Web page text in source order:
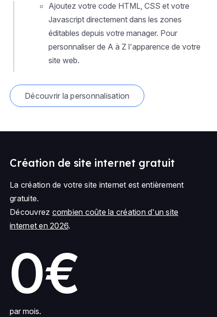
Ajoutez votre code HTML, CSS et votre
Javascript directement dans les zones
éditables depuis votre manager. Pour
personnaliser de A à Z l'apparence de votre
site web.
Découvrir la personnalisation
Création de site internet gratuit
La création de votre site internet est entièrement
gratuite.
Découvrez combien coûte la création d'un site
internet en 2026.
0€
par mois.